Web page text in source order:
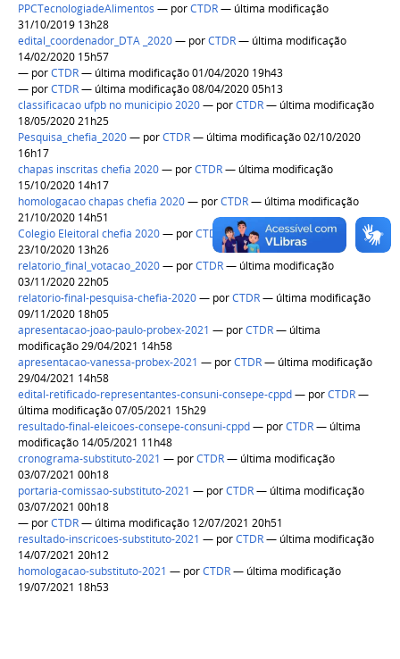
PPCTecnologiadeAlimentos — porCTDR— última modificação
31/10/2019 13h28
edital_coordenador_DTA _2020— porCTDR— última modificação
14/02/2020 15h57
— porCTDR— última modificação 01/04/2020 19h43
— porCTDR— última modificação 08/04/2020 05h13
classificacao ufpb no municipio 2020— porCTDR— última modificação
18/05/2020 21h25
Pesquisa_chefia_2020— porCTDR— última modificação 02/10/2020
16h17
chapas inscritas chefia 2020— porCTDR— última modificação
15/10/2020 14h17
homologacao chapas chefia 2020— porCTDR— última modificação
21/10/2020 14h51
Colegio Eleitoral chefia 2020— porCTDR— última modificação
23/10/2020 13h26
relatorio_final_votacao_2020— porCTDR— última modificação
03/11/2020 22h05
relatorio-final-pesquisa-chefia-2020— porCTDR— última modificação
09/11/2020 18h05
apresentacao-joao-paulo-probex-2021 — porCTDR— última
modificação 29/04/2021 14h58
apresentacao-vanessa-probex-2021 — porCTDR— última modificação
29/04/2021 14h58
edital-retificado-representantes-consuni-consepe-cppd— porCTDR—
última modificação 07/05/2021 15h29
resultado-final-eleicoes-consepe-consuni-cppd— porCTDR— última
modificação 14/05/2021 11h48
cronograma-substituto-2021 — porCTDR— última modificação
03/07/2021 00h18
portaria-comissao-substituto-2021 — porCTDR— última modificação
03/07/2021 00h18
— porCTDR— última modificação 12/07/2021 20h51
resultado-inscricoes-substituto-2021 — porCTDR— última modificação
14/07/2021 20h12
homologacao-substituto-2021 — porCTDR— última modificação
19/07/2021 18h53